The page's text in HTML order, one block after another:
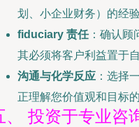
划、小企业财务）的经
fiduciary 责任：确认顾
其必须将客户利益置于
沟通与化学反应 ：选择
正理解您价值观和目标的
、 投资于专业咨